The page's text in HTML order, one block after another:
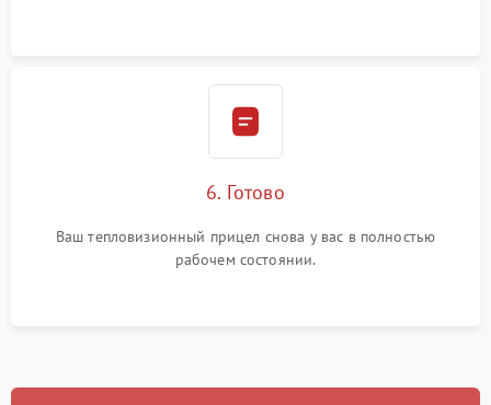
6. Готово
Ваш тепловизионный прицел снова у вас в полностью
рабочем состоянии.